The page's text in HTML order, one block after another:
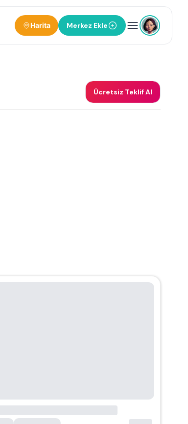
Harita Merkez Ekle
Ücretsiz Teklif Al